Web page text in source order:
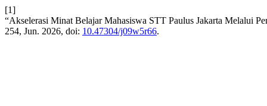
[1]
“Akselerasi Minat Belajar Mahasiswa STT Paulus Jakarta Melalui
254, Jun. 2026, doi: 10.47304/j09w5r66.